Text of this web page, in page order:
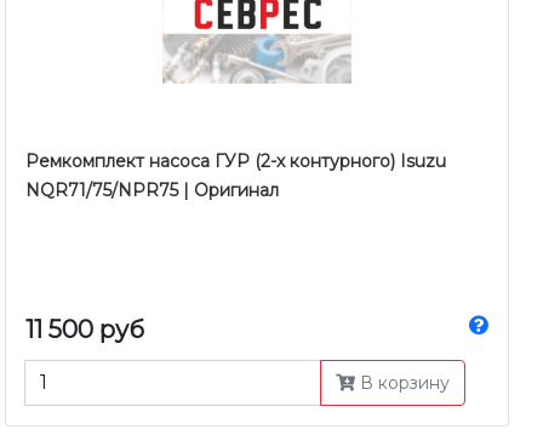
Ремкомплект насоса ГУР (2-х контурного) Isuzu
NQR71/75/NPR75 | Оригинал
11 500 руб
В корзину